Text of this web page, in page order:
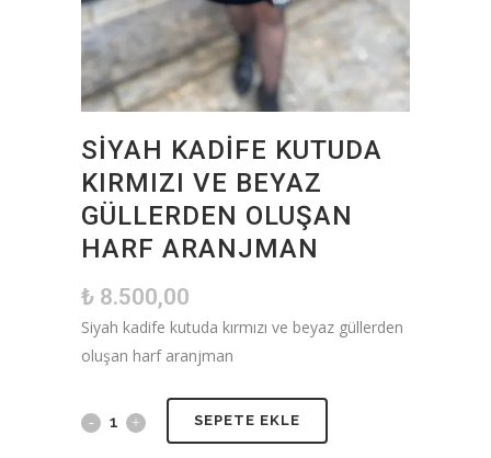
SIYAH KADIFE KUTUDA
KIRMIZI VE BEYAZ
GÜLLERDEN OLUŞAN
HARF ARANJMAN
₺ 8.500,00
Siyah kadife kutuda kırmızı ve beyaz güllerden
oluşan harf aranjman
SEPETE EKLE